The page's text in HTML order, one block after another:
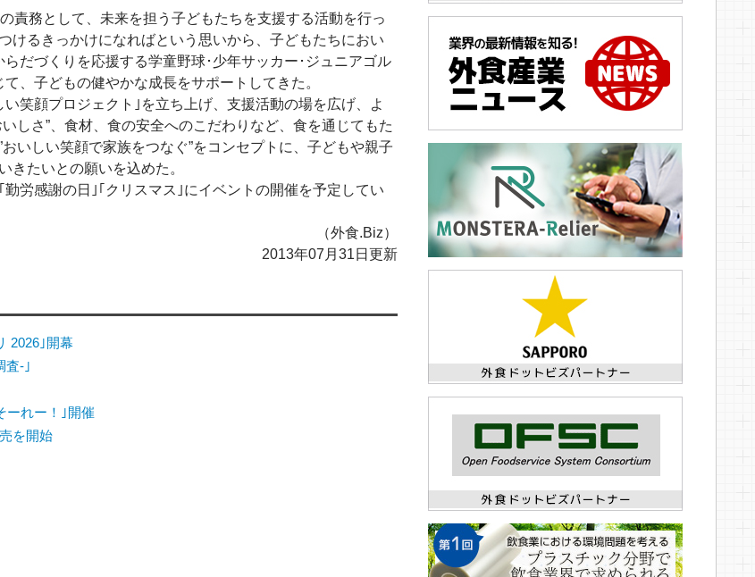
務として、未来を担う子どもたちを支援する活動を行っ
けるきっかけになればという思いから、子どもたちにおい
だづくりを応援する学童野球･少年サッカー･ジュニアゴル
、子どもの健やかな成長をサポートしてきた。
笑顔プロジェクト｣を立ち上げ、支援活動の場を広げ、よ
しさ”、食材、食の安全へのこだわりなど、食を通じてもた
いしい笑顔で家族をつなぐ”をコンセプトに、子どもや親子
きたいとの願いを込めた。
労感謝の日｣｢クリスマス｣にイベントの開催を予定してい
（外食.Biz）
2013年07月31日更新
2026｣開幕
査-｣
ーれー！｣開催
を開始